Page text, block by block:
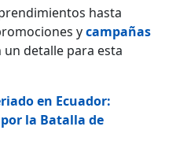
hasta
ycampañas
detalle para esta
en Ecuador:
la Batalla de